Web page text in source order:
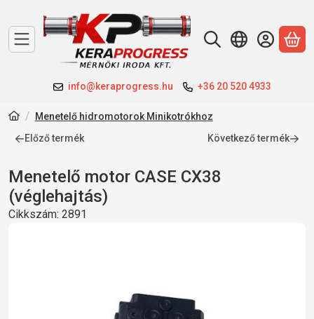
info@keraprogress.hu +36 20 520 4933
A
Menetelő hidromotorok Minikotrókhoz
Előző termék
Következő termék
Menetelő motor CASE CX38
(véglehajtás)
Cikkszám: 2891